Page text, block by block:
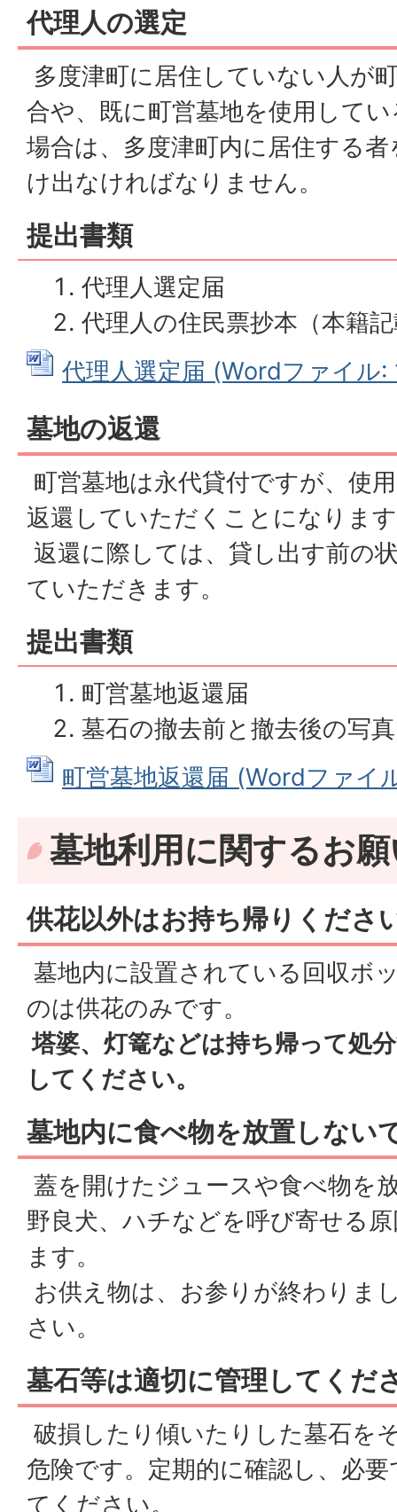
代理人の選定
多度津町に居住していない人が
合や、既に町営墓地を使用して
場合は、多度津町内に居住する
け出なければなりません。
提出書類
代理人選定届
代理人の住民票抄本（本籍
代理人選定届 (Wordファイル:
墓地の返還
町営墓地は永代貸付ですが、使
返還していただくことになりま
返還に際しては、貸し出す前の
ていただきます。
提出書類
町営墓地返還届
墓石の撤去前と撤去後の写真
町営墓地返還届 (Wordファイ
墓地利用に関するお
供花以外はお持ち帰りくださ
墓地内に設置されている回収ボ
のは供花のみです。
塔婆、灯篭などは持ち帰って処
してください。
墓地内に食べ物を放置しない
蓋を開けたジュースや食べ物を
野良犬、ハチなどを呼び寄せる
ます。
お供え物は、お参りが終わりま
さい。
墓石等は適切に管理してくだ
破損したり傾いたりした墓石を
危険です。定期的に確認し、必
てください。